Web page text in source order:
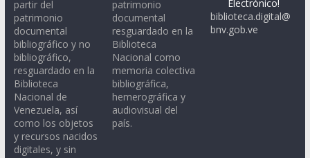
partir del
patrimonio
documental
bibliográfico y no
bibliográfico,
resguardado en la
Biblioteca
Nacional de
Venezuela, así
como los objetos
y recursos nacidos
digitales, y sin
patrimonio
documental
resguardado en la
Biblioteca
Nacional como
memoria colectiva
bibliográfica,
hemerográfica y
audiovisual del
país.
Electrónico!
biblioteca.digital@
bnv.gob.ve